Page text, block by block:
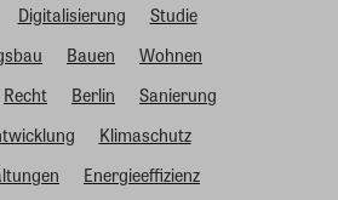
Digitalisierung
Studie
Bauen
Wohnen
Recht Berlin
Sanierung
Klimaschutz
Energieeffizienz